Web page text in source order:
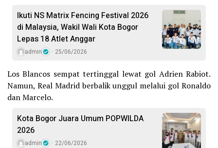
Ikuti NS Matrix Fencing Festival 2026
di Malaysia, Wakil Wali Kota Bogor
Lepas 18 Atlet Anggar
admin 25/06/2026
Los Blancos sempat tertinggal lewat gol Adrien Rabiot.
Namun, Real Madrid berbalik unggul melalui gol Ronaldo
dan Marcelo.
​Kota Bogor Juara Umum POPWILDA
2026
admin 22/06/2026